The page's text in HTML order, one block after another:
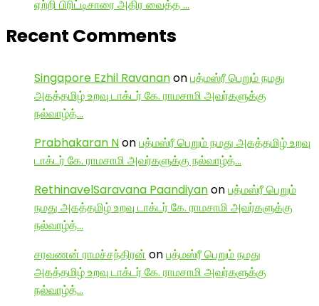
ஏற்றி பிரிட்டிசாரை அதிர வைத்த …
Recent Comments
Singapore Ezhil Ravananonபத்மஸ்ரீ பெறும் நமது
அகத்தமிழ் உறவு டாக்டர் கே. ராமசாமி அவர்களுக்கு
நல்வாழ்த்…
Prabhakaran Nonபத்மஸ்ரீ பெறும் நமது அகத்தமிழ் உறவு
டாக்டர் கே. ராமசாமி அவர்களுக்கு நல்வாழ்த்…
RethinavelSaravana Paandiyanonபத்மஸ்ரீ பெறும்
நமது அகத்தமிழ் உறவு டாக்டர் கே. ராமசாமி அவர்களுக்கு
நல்வாழ்த்…
சரவணன் ராமச்சந்திரன் onபத்மஸ்ரீ பெறும் நமது
அகத்தமிழ் உறவு டாக்டர் கே. ராமசாமி அவர்களுக்கு
நல்வாழ்த்…